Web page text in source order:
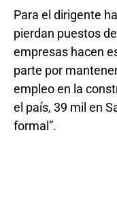
Para el dirigente
pierdan puestos
empresas hacen
parte por
empleo en la
el país, 39 mil en
formal”.